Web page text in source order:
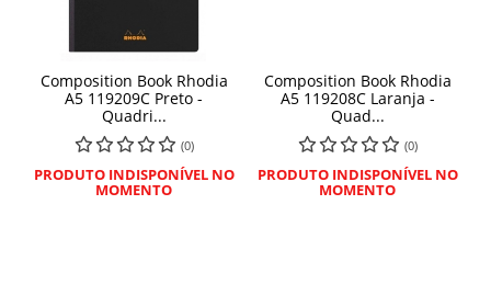
Composition Book Rhodia
A5 119209C Preto -
Quadri...
(0)
PRODUTO INDISPONÍVEL NO
MOMENTO
Composition Book Rhodia
A5 119208C Laranja -
Quad...
(0)
PRODUTO INDISPONÍVEL NO
MOMENTO